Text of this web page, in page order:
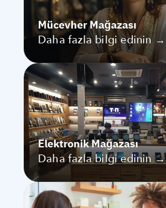
Mücevher Mağazası
Daha fazla bilgi edinin →
Elektronik Mağazası
Daha fazla bilgi edinin →